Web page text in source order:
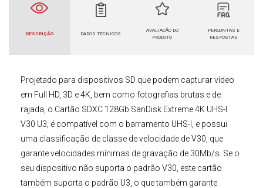
DESCRIÇÃO DADOS TÉCNICOS
AVALIAÇÃO DO
PRODUTO
PERGUNTAS E
RESPOSTAS
Projetado para dispositivos SD que podem capturar vídeo
em Full HD, 3D e 4K, bem como fotografias brutas e de
rajada, o Cartão SDXC 128Gb SanDisk Extreme 4K UHS-I
V30 U3 , é compatível com o barramento UHS-I, e possui
uma classificação de classe de velocidade de V30, que
garante velocidades mínimas de gravação de 30Mb/s. Se o
seu dispositivo não suporta o padrão V30, este cartão
também suporta o padrão U3, o que também garante